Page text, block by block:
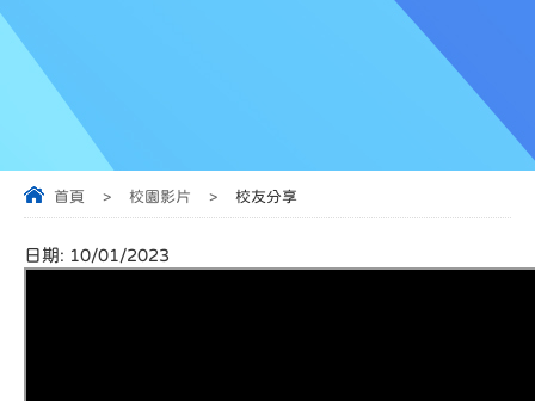
首頁 > 校園影片 > 校友分享
日期: 10/01/2023